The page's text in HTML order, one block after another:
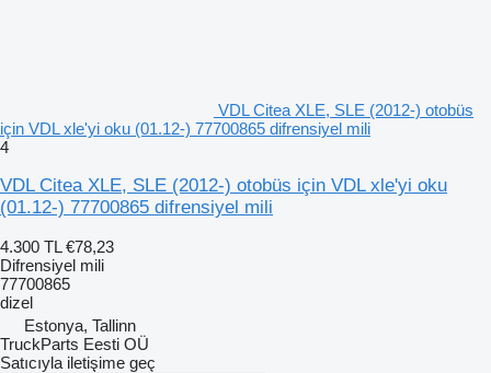
VDL Citea XLE, SLE (2012-) otobüs
için VDL xle'yi oku (01.12-) 77700865 difrensiyel mili
4
VDL Citea XLE, SLE (2012-) otobüs için VDL xle'yi oku
(01.12-) 77700865 difrensiyel mili
4.300 TL €78,23
Difrensiyel mili
77700865
dizel
Estonya, Tallinn
TruckParts Eesti OÜ
Satıcıyla iletişime geç